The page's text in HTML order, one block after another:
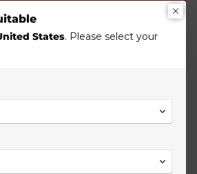
Pflege
States. Please select your